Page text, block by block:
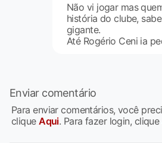
Não vi jogar mas
história do clube,
gigante.
Até Rogério Ceni ia
Enviar comentário
Para enviar comentários, você
cliqueAqui. Para fazer login, clique